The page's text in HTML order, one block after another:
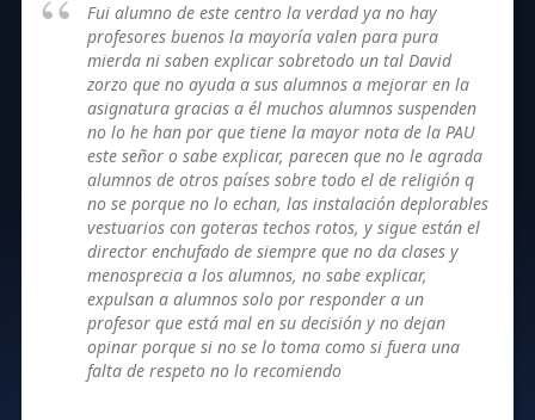
Fui alumno de este centro la verdad ya no hay
profesores buenos la mayoría valen para pura
mierda ni saben explicar sobretodo un tal David
zorzo que no ayuda a sus alumnos a mejorar en la
asignatura gracias a él muchos alumnos suspenden
no lo he han por que tiene la mayor nota de la PAU
este señor o sabe explicar, parecen que no le agrada
alumnos de otros países sobre todo el de religión q
no se porque no lo echan, las instalación deplorables
vestuarios con goteras techos rotos, y sigue están el
director enchufado de siempre que no da clases y
menosprecia a los alumnos, no sabe explicar,
expulsan a alumnos solo por responder a un
profesor que está mal en su decisión y no dejan
opinar porque si no se lo toma como si fuera una
falta de respeto no lo recomiendo